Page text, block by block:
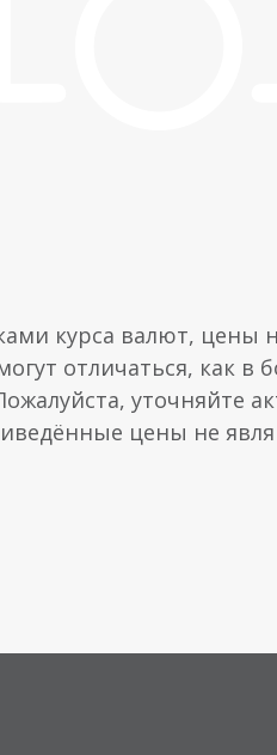
курса валют, цены
отличаться, как в
уточняйте
цены не